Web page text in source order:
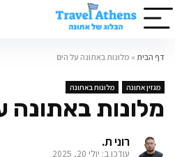
דף הבית » מלונות באתונה על הים
מגזין אתונה מלונות באתונה
מלונות באתונה
רוני ת.
עודכן ב: יולי 20, 2025